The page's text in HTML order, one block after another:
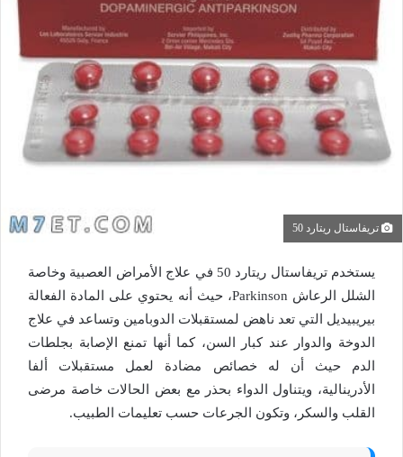
تريفاستال ريتارد 50
يستخدم تريفاستال ريتارد 50 في علاج الأمراض العصبية وخاصة
الشلل الرعاش Parkinson، حيث أنه يحتوي على المادة الفعالة
بيريبيديل التي تعد ناهض لمستقبلات الدوبامين وتساعد في علاج
الدوخة والدوار عند كبار السن، كما أنها تمنع الإصابة بجلطات
الدم حيث أن له خصائص مضادة لعمل مستقبلات ألفا
الأدرينالية، ويتناول الدواء بحذر مع بعض الحالات خاصة مرضى
القلب والسكر، وتكون الجرعات حسب تعليمات الطبيب.